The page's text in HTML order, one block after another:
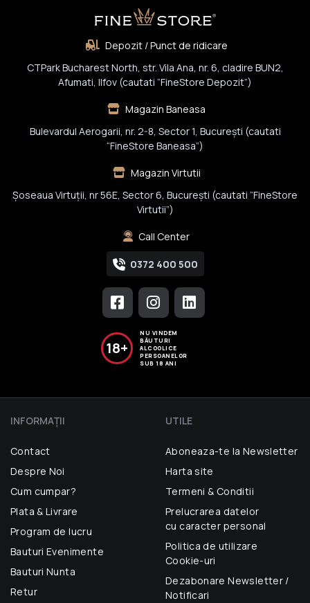
Depozit / Punct de ridicare
CTPark Bucharest North, str. Vila Ana, nr. 6, cladire BUN2,
Afumati, Ilfov (cautati “FineStore Depozit”)
Magazin Baneasa
Bulevardul Aerogarii, nr. 2-8, Sector 1, Bucureşti (cautati
“FineStore Baneasa”)
Magazin Virtutii
Șoseaua Virtuții, nr 56E, Sector 6, București (cautati “FineStore
Virtutii”)
Call Center
0372 400 500
18+
NU VINDEM
BĂUTURI
ALCOOLICE
PERSOANELOR
SUB 18 ANI
INFORMAŢII
Contact
Despre Noi
Cum cumpar?
Plata & Livrare
Program de lucru
Bauturi Evenimente
Bauturi Nunta
Retur
UTILE
Aboneaza-te la Newsletter
Harta site
Termeni & Conditii
Prelucrarea datelor
cu caracter personal
Politica de utilizare
Cookie-uri
Dezabonare Newsletter /
Notificari